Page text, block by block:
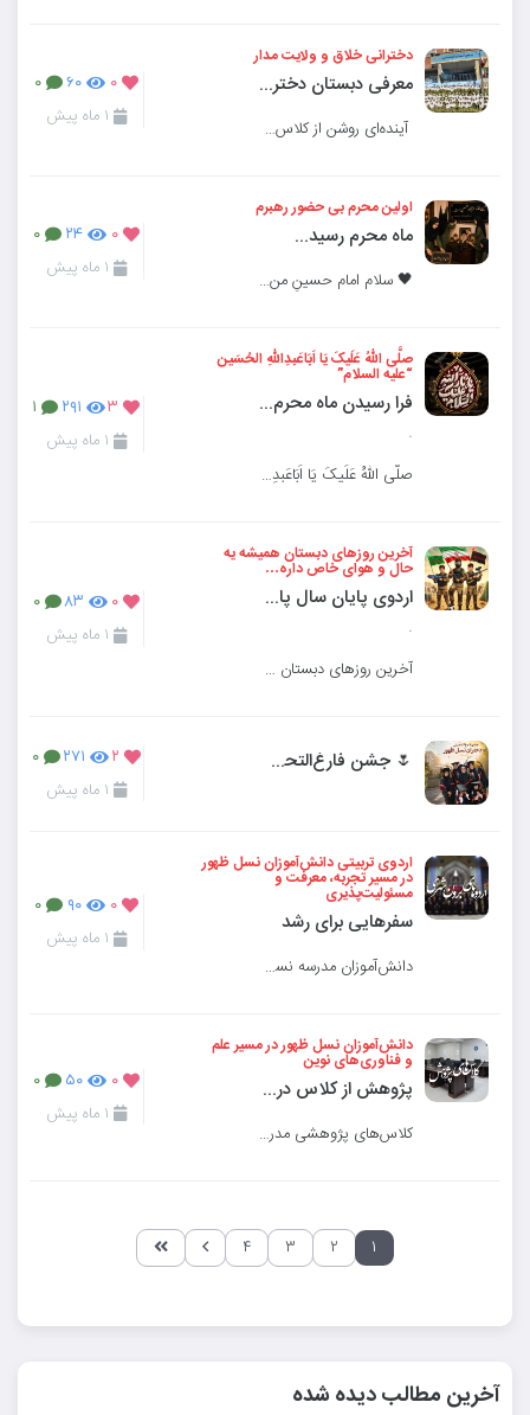
دخترانی خلاق و ولایت مدار
معرفی دبستان دخترانه نسل ظهور
آینده‌ای روشن از کلاس‌های امروز دبستان آغاز می‌شود؛ جایی که استعدادها شکوفا و ر
۰ ۶۰ ۰
۱ ماه پیش
اولین محرم بی حضور رهبرم
ماه محرم رسید...
🖤 سلام امام حسینِ من.... 🥀 *مدرسه ی ماهم سیاه پوش شد* ☑️رنگ دلتنگی دارد کوچه های اینجا
۰ ۲۴ ۰
۱ ماه پیش
صلَّی اللهُ عَلَیکَ یَا اَبَاعَبدِاللهِ الحُسَین
“علیه السلام”
فرا رسیدن ماه محرم تسلیت باد
.
صلَّی اللهُ عَلَیکَ یَا اَبَاعَبدِاللهِ الحُسَین “علیه السلام”
۳ ۲۹۱ ۱
۱ ماه پیش
آخرین روزهای دبستان همیشه یه
حال و هوای خاص داره…
اردوی پایان سال پایه ششم
.
آخرین روزهای دبستان همیشه یه حال و هوای خاص داره…
۰ ۸۳ ۰
۱ ماه پیش
🌷 جشن فارغ‌التحصیلی بر شما دانش‌آموزان پایه ششم مبارک 🌷 ۲ ۲۷۱ ۰
۱ ماه پیش
اردوی تربیتی دانش‌آموزان نسل ظهور
در مسیر تجربه، معرفت و
مسئولیت‌پذیری
سفرهایی برای رشد
دانش‌آموزان مدرسه نسل ظهور در قالب اردوهای هدفمند برون‌شهری، ضمن آشنایی با ظرفیت‌های
۰ ۹۰ ۰
۱ ماه پیش
دانش‌آموزان نسل ظهور در مسیر علم
و فناوری‌های نوین
پژوهش از کلاس درس فراتر می‌رود
کلاس‌های پژوهشی مدرسه نسل ظهور با هدف تقویت روحیه تحقیق، تفکر علمی و آشنایی دانش‌آموزان با
۰ ۵۰ ۰
۱ ماه پیش
۱ ۲ ۳ ۴
آخرین مطالب دیده شده